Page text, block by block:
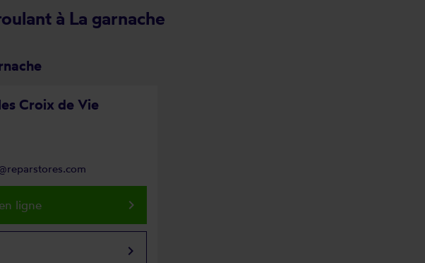
à La garnache
Croix de Vie
ligne keyboard_arrow_right
keyboard_arrow_right